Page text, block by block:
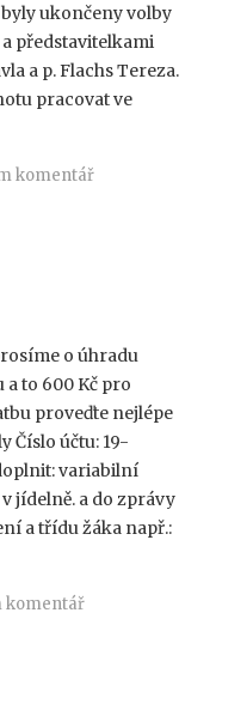
byly ukončeny volby
představitelkami
a p. Flachs Tereza.
pracovat ve
komentář
o úhradu
to 600 Kč pro
proveďte nejlépe
Číslo účtu: 19-
variabilní
jídelně. a do zprávy
a třídu žáka např.:
komentář